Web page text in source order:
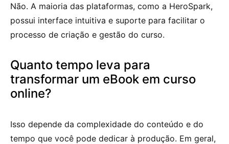
Não. A maioria das plataformas, como a HeroSpark,
possui interface intuitiva e suporte para facilitar o
processo de criação e gestão do curso.
Quanto tempo leva para
transformar um eBook em curso
online?
Isso depende da complexidade do conteúdo e do
tempo que você pode dedicar à produção. Em geral,